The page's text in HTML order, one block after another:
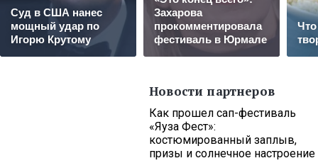
Суд в США нанес
мощный удар по
Игорю Крутому
Захарова
прокомментировала
фестиваль в Юрмале
Что
Новости партнеров
Как прошел сап-фестиваль
«Яуза Фест»:
костюмированный заплыв,
призы и солнечное настроение